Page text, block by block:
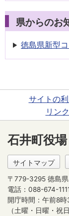
県からのお
徳島県新型
サイトの
リン
石井町役場
サイトマップ
〒779-3295 徳島
電話：088-674-
開庁時間：午前8
（土曜・日曜・祝